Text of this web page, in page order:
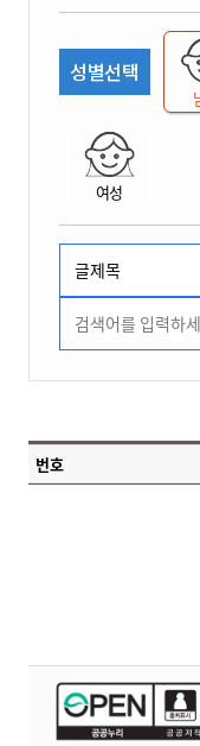
성별선택
여성
번호